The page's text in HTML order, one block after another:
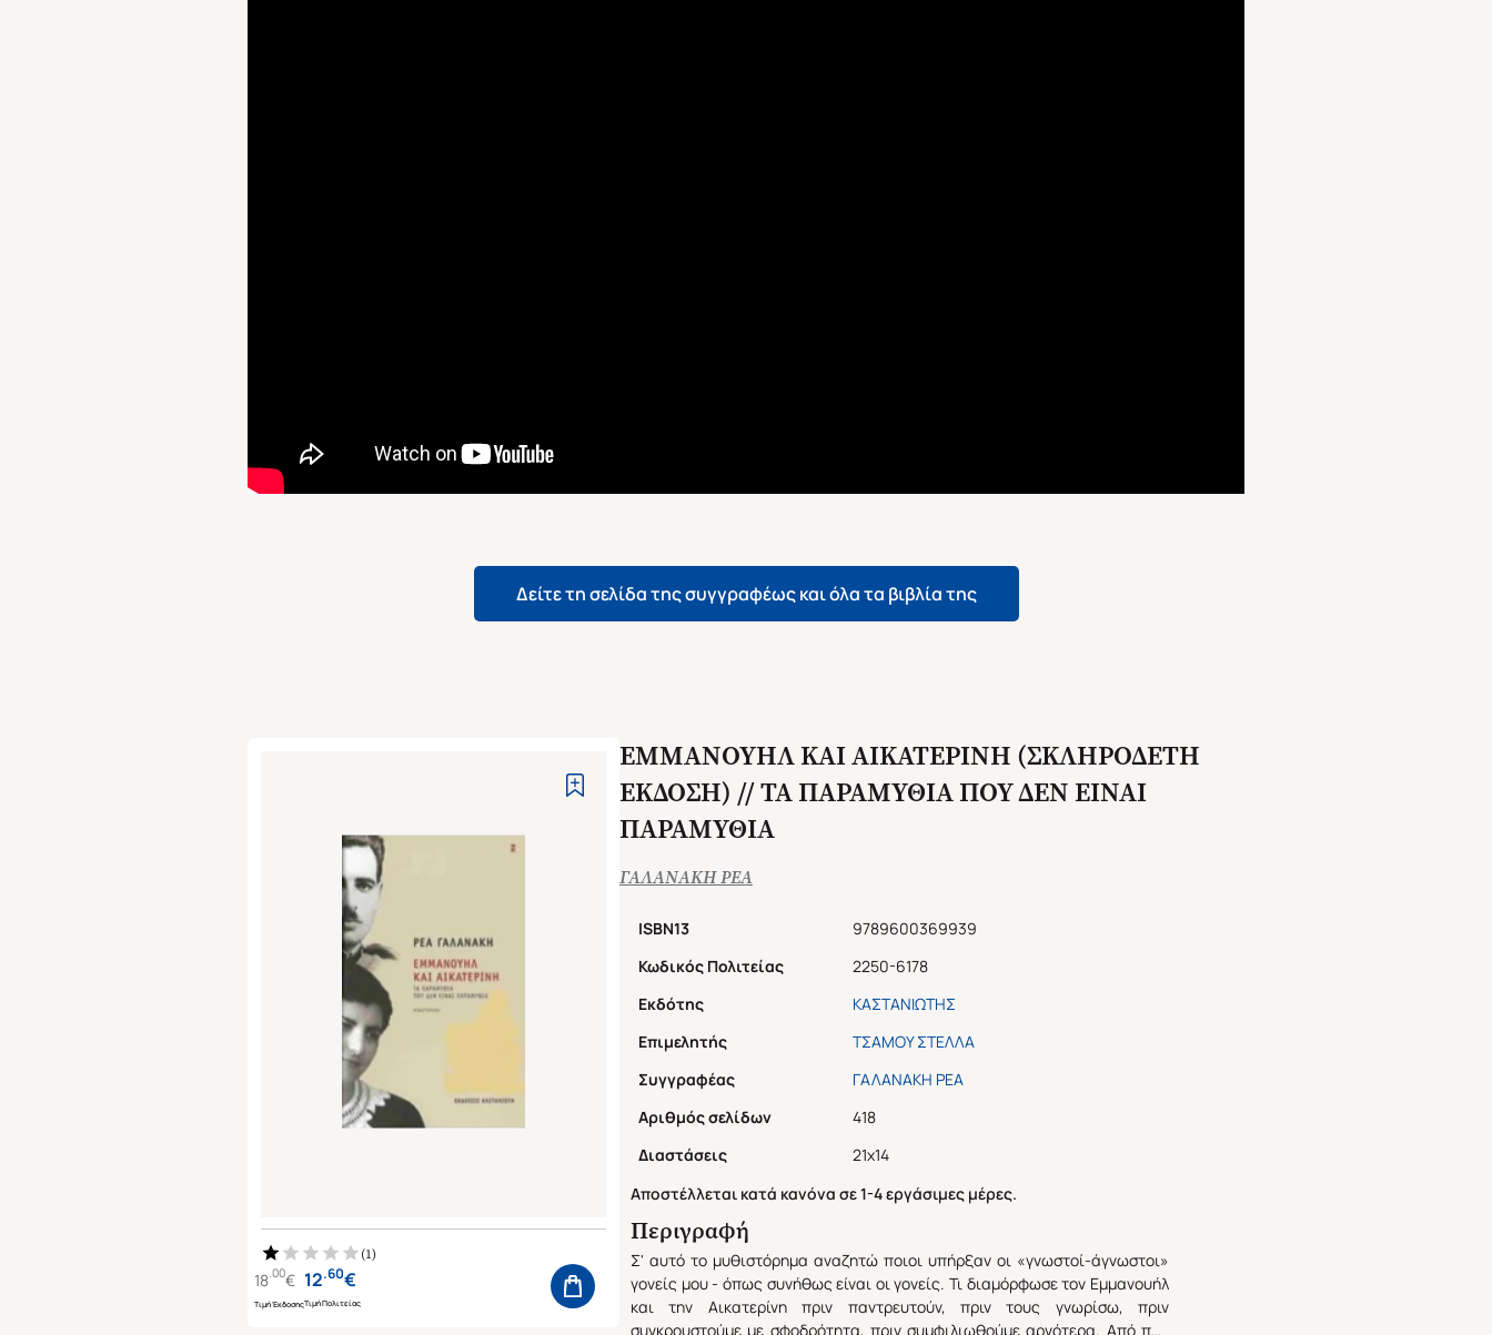
Δείτε τη σελίδα της συγγραφέως και όλα τα βιβλία της
(1)
18 00€
Τιμή Έκδοσης
12.60€
Τιμή Πολιτείας
ΕΜΜΑΝΟΥΗΛ ΚΑΙ ΑΙΚΑΤΕΡΙΝΗ (ΣΚΛΗΡΟΔΕΤΗ
ΕΚΔΟΣΗ) // ΤΑ ΠΑΡΑΜΥΘΙΑ ΠΟΥ ΔΕΝ ΕΙΝΑΙ
ΠΑΡΑΜΥΘΙΑ
ΓΑΛΑΝΑΚΗ ΡΕΑ
ISBN13
9789600369939
Κωδικός Πολιτείας
2250-6178
Εκδότης
ΚΑΣΤΑΝΙΩΤΗΣ
Επιμελητής
ΤΣΑΜΟΥ ΣΤΕΛΛΑ
Συγγραφέας
ΓΑΛΑΝΑΚΗ ΡΕΑ
Αριθμός σελίδων
418
Διαστάσεις
21x14
Αποστέλλεται κατά κανόνα σε 1-4 εργάσιμες μέρες.
Περιγραφή
Σ' αυτό το μυθιστόρημα αναζητώ ποιοι υπήρξαν οι «γνωστοί-άγνωστοι»
γονείς μου - όπως συνήθως είναι οι γονείς. Τι διαμόρφωσε τον Εμμανουήλ
και την Αικατερίνη πριν παντρευτούν, πριν τους γνωρίσω, πριν
συγκρουστούμε με σφοδρότητα, πριν συμφιλιωθούμε αργότερα. Από πού